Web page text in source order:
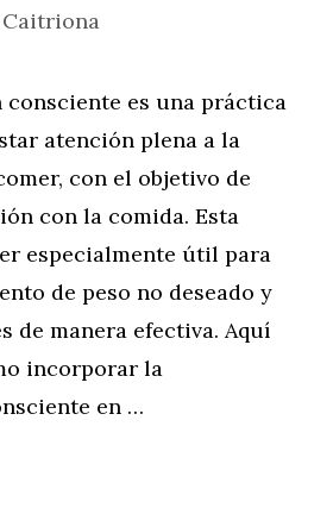
Caitriona
es una práctica
atención plena a la
con el objetivo de
con la comida. Esta
especialmente útil para
de peso no deseado y
de manera efectiva. Aquí
incorporar la
en …